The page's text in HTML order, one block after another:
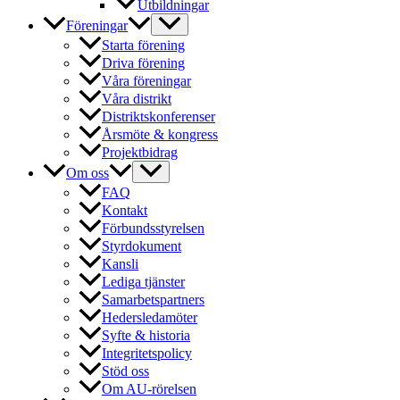
Utbildningar
Föreningar
Starta förening
Driva förening
Våra föreningar
Våra distrikt
Distriktskonferenser
Årsmöte & kongress
Projektbidrag
Om oss
FAQ
Kontakt
Förbundsstyrelsen
Styrdokument
Kansli
Lediga tjänster
Samarbetspartners
Hedersledamöter
Syfte & historia
Integritetspolicy
Stöd oss
Om AU-rörelsen